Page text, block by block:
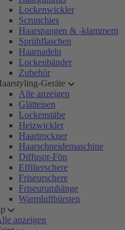
Lockenwickler
Scrunchies
Haarspangen & -klammern
Sprühflaschen
Haarnadeln
Lockenbänder
Zubehör
Geräte
Alle anzeigen
Glätteisen
Lockenstäbe
Heizwickler
Haartrockner
Haarschneidemaschine
Diffusor-Fön
Effilierschere
Friseurschere
Friseurumhänge
Warmluftbürsten
anzeigen